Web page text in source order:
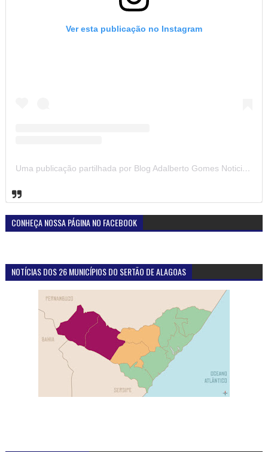
Ver esta publicação no Instagram
Uma publicação partilhada por Blog Adalberto Gomes Noticias (@blogadalbertogomesnoticiass)
CONHEÇA NOSSA PÁGINA NO FACEBOOK
NOTÍCIAS DOS 26 MUNICÍPIOS DO SERTÃO DE ALAGOAS